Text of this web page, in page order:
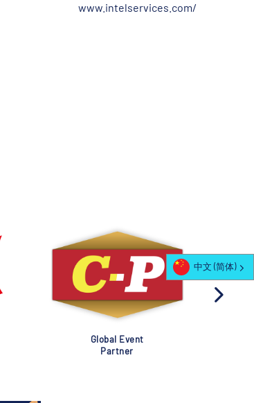
www.intelservices.com/
Global Event
Partner
中文 (简体)